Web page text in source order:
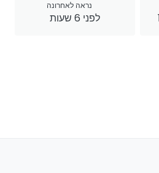
נראה לאחרונה
לפני 6 שעות